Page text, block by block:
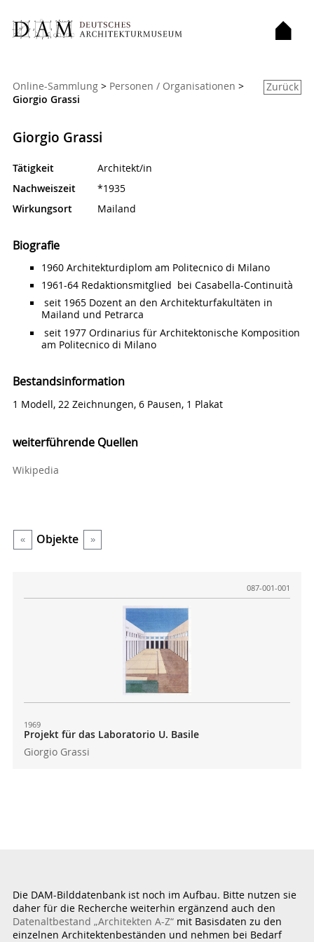
Zurück
Sie sind hier:
Online-Sammlung > Personen / Organisationen >
Giorgio Grassi
Giorgio Grassi
Tätigkeit
Architekt/in
Nachweiszeit
*1935
Wirkungsort
Mailand
Biografie
1960 Architekturdiplom am Politecnico di Milano
1961-64 Redaktionsmitglied bei Casabella-Continuità
seit 1965 Dozent an den Architekturfakultäten in
Mailand und Petrarca
seit 1977 Ordinarius für Architektonische Komposition
am Politecnico di Milano
Bestandsinformation
1 Modell, 22 Zeichnungen, 6 Pausen, 1 Plakat
weiterführende Quellen
Wikipedia
« Objekte »
087-001-001
1969
Projekt für das Laboratorio U. Basile
Giorgio Grassi
Die DAM-Bilddatenbank ist noch im Aufbau. Bitte nutzen sie
daher für die Recherche weiterhin ergänzend auch den
Datenaltbestand „Architekten A-Z“mit Basisdaten zu den
einzelnen Architektenbeständen und nehmen bei Bedarf